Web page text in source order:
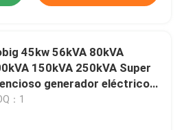
45kw 56kVA 80kVA
150kVA 250kVA Super
generador eléctrico
：1